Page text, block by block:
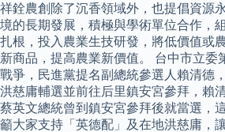
祥銓農創除了沉香領域外，也提倡資源
境的長期發展，積極與學術單位合作，
扎根，投入農業生技研發，將低價值或
新商品，提高農業新價值。 台中市立委
戰爭，民進黨提名副總統參選人賴清德
洪慈庸輔選並前往后里鎮安宮參拜，賴
蔡英文總統曾到鎮安宮參拜後就當選，
籲大家支持「英德配」及在地洪慈庸，